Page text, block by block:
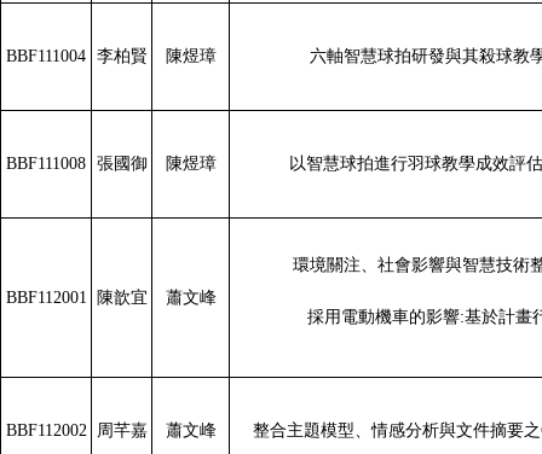
BBF111004 李柏賢 陳煜璋 六軸智慧球拍研發與其殺球教
BBF111008 張國御 陳煜璋 以智慧球拍進行羽球教學成效評
BBF112001 陳歆宜 蕭文峰
環境關注、社會影響與智慧技術
採用電動機車的影響:基於計畫
BBF112002 周芊嘉 蕭文峰 整合主題模型、情感分析與文件摘要之